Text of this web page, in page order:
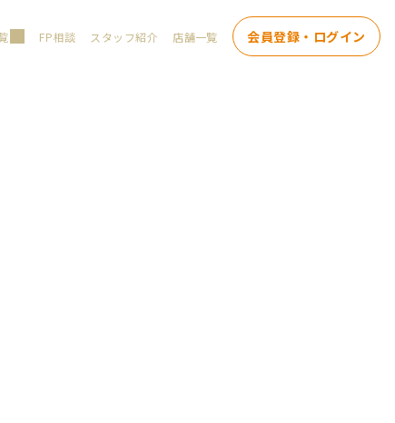
FP相談 スタッフ紹介 店舗一覧 会員登録・ログイン